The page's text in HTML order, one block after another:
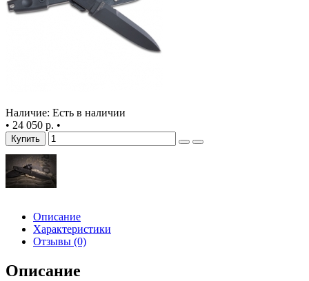
Наличие: Есть в наличии
• 24 050 р. •
Купить
Описание
Характеристики
Отзывы (0)
Описание